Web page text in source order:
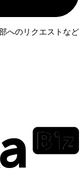
へのリクエストなど